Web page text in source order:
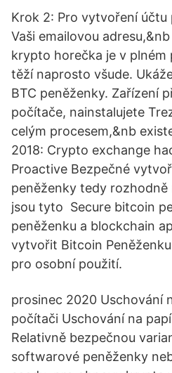
Krok 2: Pro vytvoření
Vaši emailovou
krypto horečka je v plném
těží naprosto všude.
BTC peněženky. Zařízení
počítače, nainstalujete
celým procesem,&nb
2018: Crypto exchange
Proactive Bezpečné
peněženky tedy
jsou tyto Secure bitcoin
peněženku a blockchain
vytvořit Bitcoin
pro osobní použití.
prosinec 2020 Uschování
počítači Uschování na
Relativně bezpečnou
softwarové peněženky